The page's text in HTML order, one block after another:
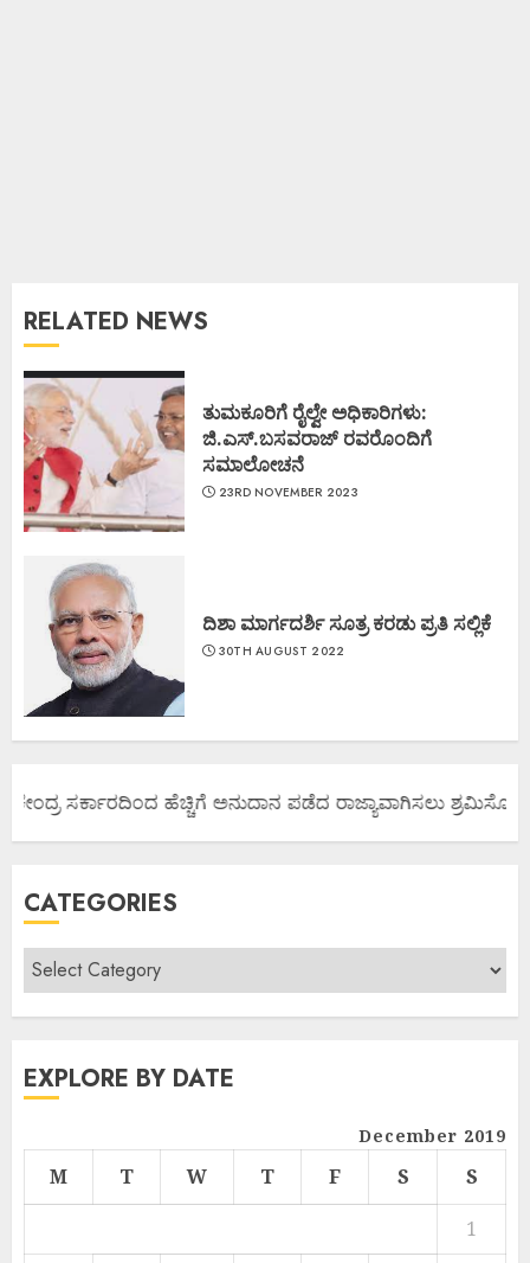
RELATED NEWS
ತುಮಕೂರಿಗೆ ರೈಲ್ವೇ ಅಧಿಕಾರಿಗಳು:
ಜಿ.ಎಸ್.ಬಸವರಾಜ್ ರವರೊಂದಿಗೆ
ಸಮಾಲೋಚನೆ
23RD NOVEMBER 2023
ದಿಶಾ ಮಾರ್ಗದರ್ಶಿ ಸೂತ್ರ ಕರಡು ಪ್ರತಿ ಸಲ್ಲಿಕೆ
30TH AUGUST 2022
ಸರ್ಕಾರದಿಂದ ಹೆಚ್ಚಿಗೆ ಅನುದಾನ ಪಡೆದ ರಾಜ್ಯಾವಾಗಿಸಲು ಶ್ರಮಿಸೋಣ
CATEGORIES
EXPLORE BY DATE
December 2019
M T W T F S
S
1